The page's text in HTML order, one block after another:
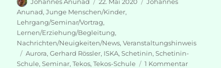
am
Anunad,Junge Menschen/Kinder,
Lehrgang/Seminar/Vortrag,
Lernen/Erziehung/Begleitung,
Nachrichten/Neuigkeiten/News,Veranstaltungshinweis
Schlagwörter
Aurora,Gerhard Rössler, ISKA,Schetinin,Schetinin-
Schule,Seminar,Tekos,Tekos-Schule 1 Kommentarzu